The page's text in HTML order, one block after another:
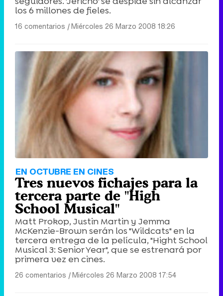
los 6 millones de fieles.
16 comentarios |Miércoles 26 Marzo 2008 18:26
EN OCTUBRE EN CINES
Tres nuevos fichajes para la
tercera parte de "High
School Musical"
Matt Prokop, Justin Martin y Jemma
McKenzie-Brown serán los "Wildcats" en la
tercera entrega de la película, "Hight School
Musical 3: Senior Year", que se estrenará por
primera vez en cines.
26 comentarios |Miércoles 26 Marzo 2008 17:54